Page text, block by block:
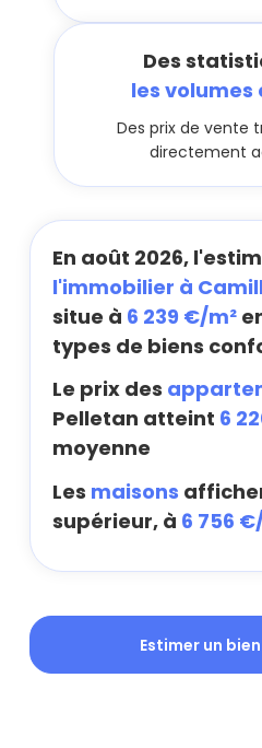
Des
les volumes
Des prix de vente
directement
En août 2026,
l'immobilier à
situe à 6 239 €/m²
types de biens
Le prix des
Pelletan atteint 6
moyenne
Les maisons
supérieur, à 6 756
Estimer un